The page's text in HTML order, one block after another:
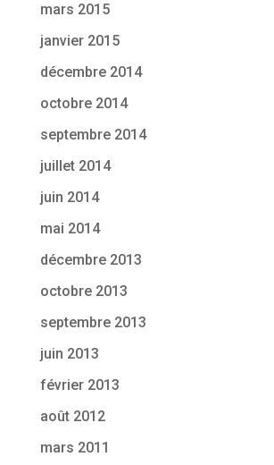
mars 2015
janvier 2015
décembre 2014
octobre 2014
septembre 2014
juillet 2014
juin 2014
mai 2014
décembre 2013
octobre 2013
septembre 2013
juin 2013
février 2013
août 2012
mars 2011